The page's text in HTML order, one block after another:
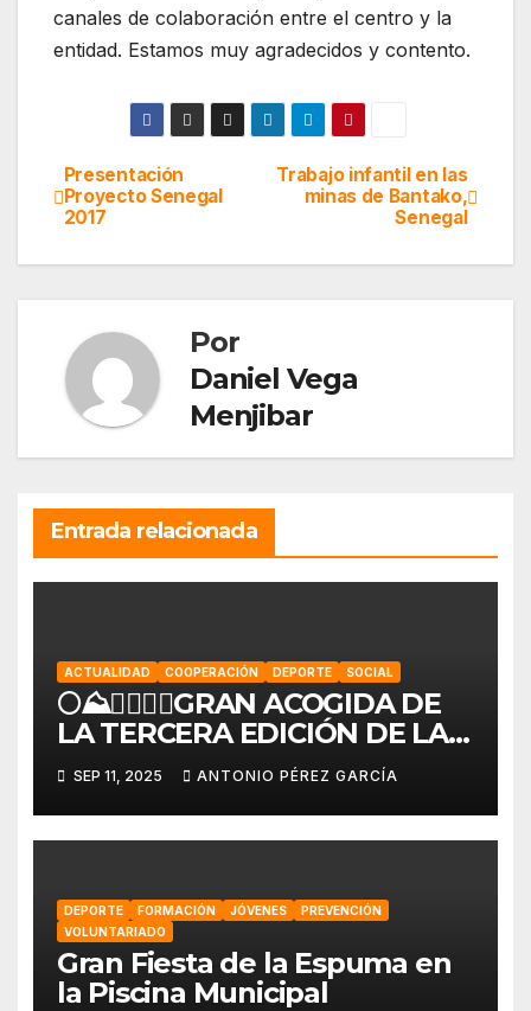
canales de colaboración entre el centro y la
entidad. Estamos muy agradecidos y contento.
Navegación
de
Trabajo infantil en las
minas de Bantako,
Senegal
Presentación
Proyecto Senegal
2017
Por
Daniel Vega
Menjibar
Entrada relacionada
ACTUALIDAD COOPERACIÓN DEPORTE SOCIAL
🌕⛰️🏃‍♀️🏃‍♂️GRAN ACOGIDA DE
LA TERCERA EDICIÓN DE LA
KDD SOLIDARIA «LOQUEO
TRAIL»🏃‍♂️🏃‍♀️⛰️🌕
SEP 11, 2025 ANTONIO PÉREZ GARCÍA
DEPORTE FORMACIÓN JÓVENES
PREVENCIÓN
VOLUNTARIADO
Gran Fiesta de la Espuma en
la Piscina Municipal